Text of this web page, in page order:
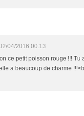
04/2016 00:13
ce petit poisson rouge !!! Tu
a beaucoup de charme